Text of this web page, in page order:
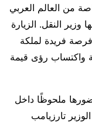
من العالم العربي
النقل. الزيارة
فريدة لملكة
واكتساب رؤى قيمة
ملحوظًا داخل
تارزيامب